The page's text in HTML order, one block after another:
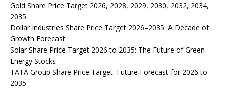
Gold Share Price Target 2026, 2028, 2029, 2030, 2032, 2034,
2035
Dollar Industries Share Price Target 2026–2035: A Decade of
Growth Forecast
Solar Share Price Target 2026 to 2035: The Future of Green
Energy Stocks
TATA Group Share Price Target: Future Forecast for 2026 to
2035